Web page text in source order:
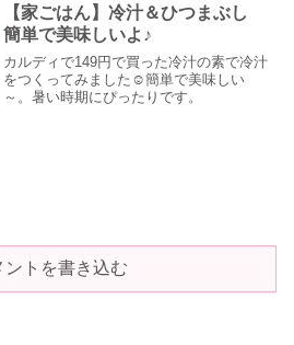
【家ごはん】冷汁＆ひつまぶし
簡単で美味しいよ♪
カルディで149円で買った冷汁の素で冷汁
をつくってみました☺簡単で美味しい
～。暑い時期にぴったりです。
ントを書き込む